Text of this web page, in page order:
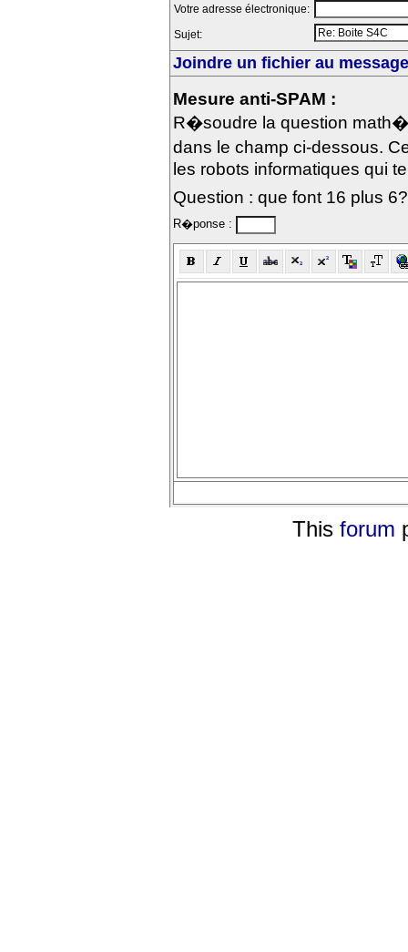
Votre adresse électronique:
Sujet:
Joindre un fichier au
Mesure anti-SPAM :
R�soudre la question
dans le champ ci-dessous.
les robots informatiques qui
Question : que font 16 plus 6?
R�ponse :
This forum